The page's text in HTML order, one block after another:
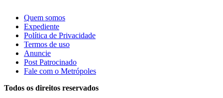
Quem somos
Expediente
Política de Privacidade
Termos de uso
Anuncie
Post Patrocinado
Fale com o Metrópoles
Todos os direitos reservados